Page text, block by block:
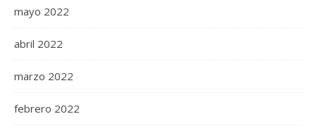
mayo 2022
abril 2022
marzo 2022
febrero 2022